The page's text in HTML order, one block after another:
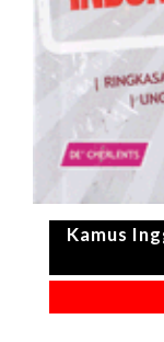
Kamus